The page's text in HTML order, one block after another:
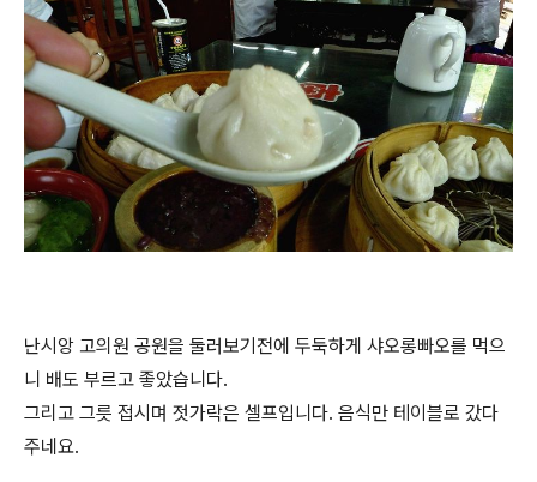
난시앙 고의원 공원을 둘러보기전에 두둑하게 샤오롱빠오를 먹으
니 배도 부르고 좋았습니다.
그리고 그릇 접시며 젓가락은 셀프입니다. 음식만 테이블로 갔다
주네요.